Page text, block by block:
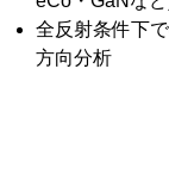
全反射条件下
方向分析